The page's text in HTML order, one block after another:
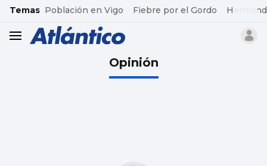
common.go-to-content
Temas Población en Vigo Fiebre por el Gordo
header.menu.open
Opinión